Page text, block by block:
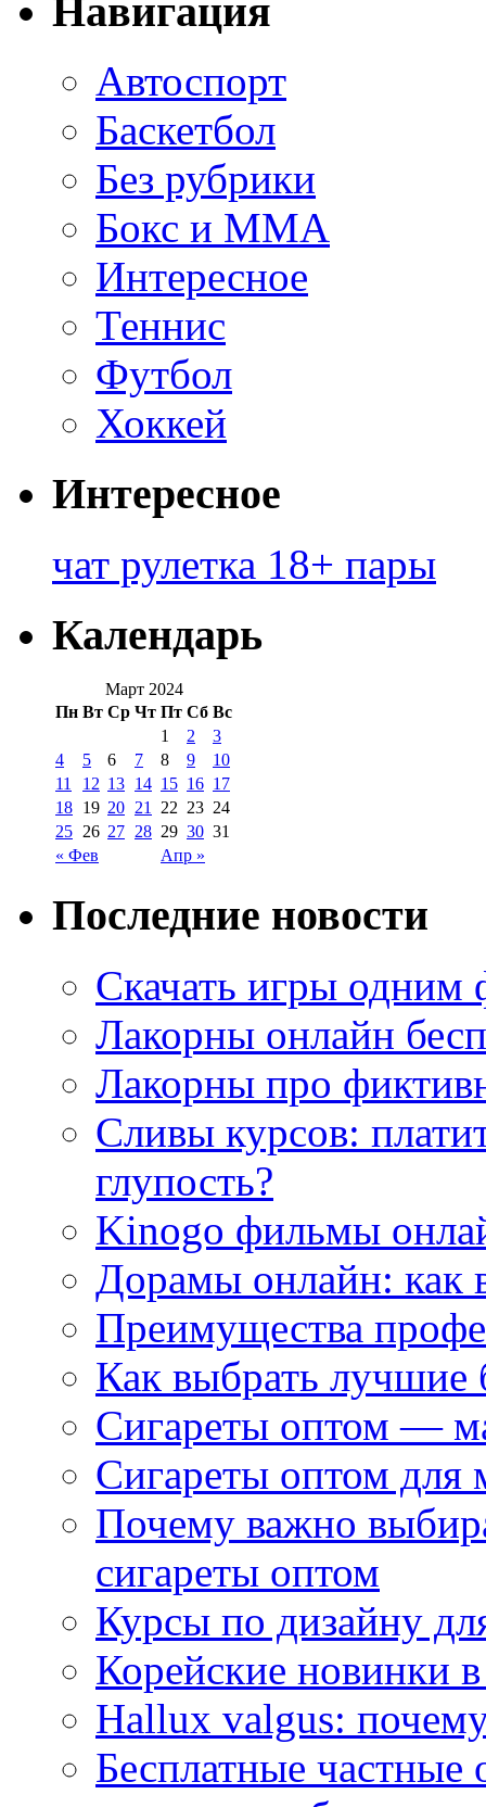
Навигация
Автоспорт
Баскетбол
Без рубрики
Бокс и ММА
Интересное
Теннис
Футбол
Хоккей
Интересное
чат рулетка 18+ пары
Календарь
Март 2024
Пн Вт Ср Чт Пт Сб Вс
« Фев Апр »
1 2
3
4
5 6 7 8 9
10
11
12 13 14 15 16 17
18 19 20 21 22 23 24
25 26 27 28 29 30 31
Последние новости
Скачать игры одним
Лакорны онлайн
Лакорны про
Сливы курсов:
глупость?
Kinogo фильмы
Дорамы онлайн: как
Преимущества
Как выбрать
Сигареты оптом —
Сигареты оптом для
Почему важно
сигареты оптом
Курсы по дизайну
Корейские новинки
Hallux valgus: почему
Бесплатные частные